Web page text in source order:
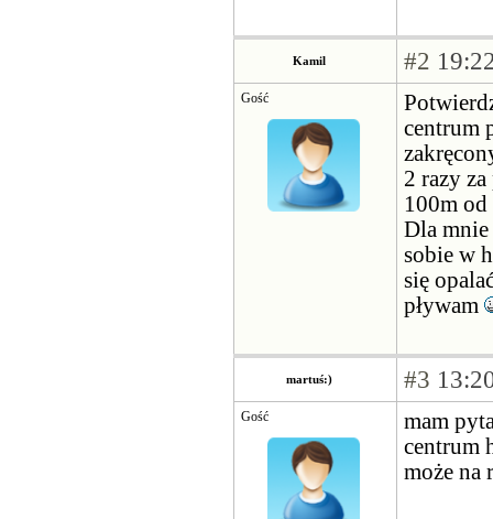
Kamil #2
Gość
centrum
2 razy
100m
Dla mnie
sobie w
się
pływam
martuś:) #3
Gość
mam
centrum
może na